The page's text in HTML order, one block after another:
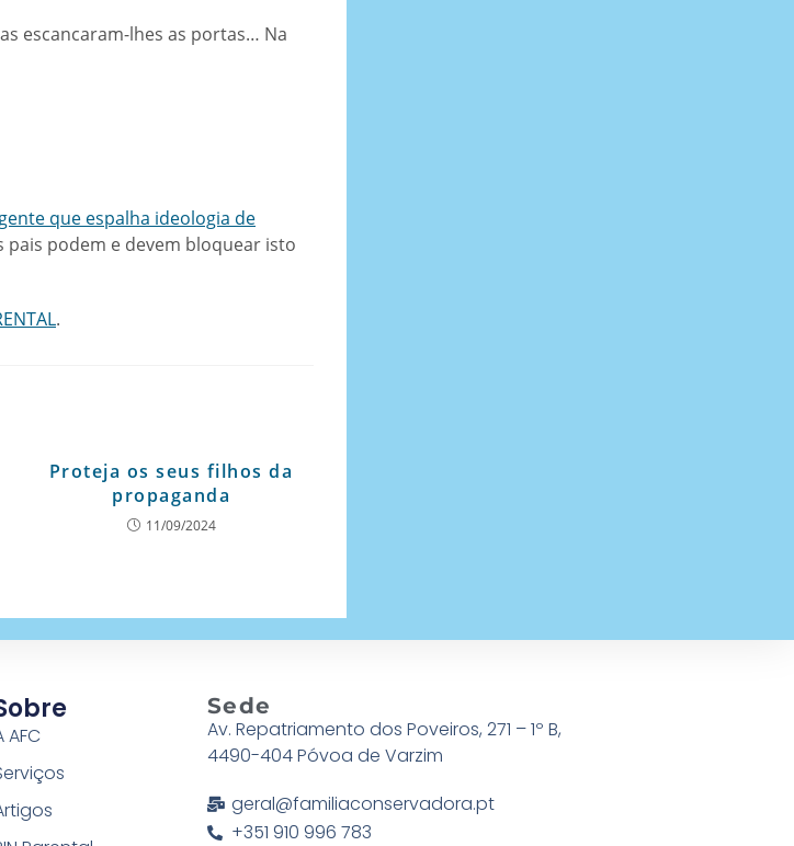
escancaram-lhes as portas… Na
que espalha ideologia de
pais podem e devem bloquear isto
.
Proteja os seus filhos da
propaganda
11/09/2024
AFC
Sede
Av. Repatriamento dos Poveiros, 271 – 1º B,
4490-404 Póvoa de Varzim
geral@familiaconservadora.pt
+351 910 996 783